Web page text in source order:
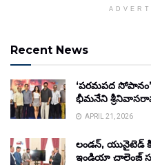
Recent News
‘పరమపద సోపానం’
భీమనేని
APRIL 21, 2026
లండన్, యునైటెడ్
ఇండియా చాలెంజ్